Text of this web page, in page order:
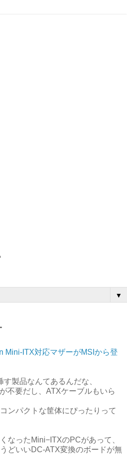
▼
Mini-ITX対応マザーがMSIから登
製品なんてあるんだな、
不要だし、ATXケーブルもいら
ンパクトな筐体にぴったりって
なったMini−ITXのPCがあって、
どいいDC-ATX変換のボードが無